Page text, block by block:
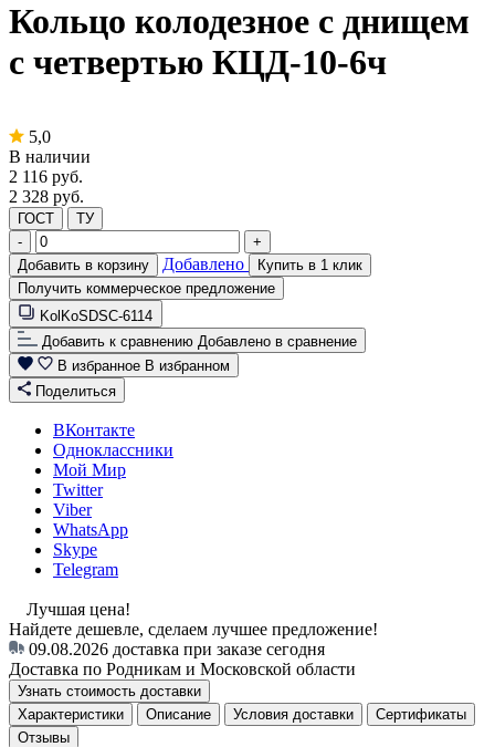
Кольцо колодезное с днищем
с четвертью КЦД-10-6ч
5,0
В наличии
2 116 руб.
2 328 руб.
ГОСТ
ТУ
-
+
Добавить в корзину
Добавлено
Купить в 1 клик
Получить коммерческое предложение
KolKoSDSC-6114
Добавить к сравнению Добавлено в сравнение
В избранное В избранном
Поделиться
ВКонтакте
Одноклассники
Мой Мир
Twitter
Viber
WhatsApp
Skype
Telegram
Лучшая цена!
Найдете дешевле, сделаем лучшее предложение!
09.08.2026 доставка при заказе сегодня
Доставка по Родникам и Московской области
Узнать стоимость доставки
Характеристики
Описание Условия доставки
Сертификаты
Отзывы